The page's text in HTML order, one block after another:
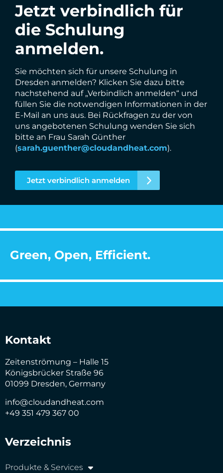
Jetzt verbindlich für
die Schulung
anmelden.
Sie möchten sich für unsere Schulung in
Dresden anmelden? Klicken Sie dazu bitte
nachstehend auf „Verbindlich anmelden“ und
füllen Sie die notwendigen Informationen in der
E-Mail an uns aus. Bei Rückfragen zu der von
uns angebotenen Schulung wenden Sie sich
bitte an Frau Sarah Günther
(sarah.guenther@cloudandheat.com).
Jetzt verbindlich anmelden
Green, Open, Efficient.
Kontakt
Zeitenströmung – Halle 15
Königsbrücker Straße 96
01099 Dresden, Germany
info@cloudandheat.com
+49 351 479 367 00
Verzeichnis
Produkte & Services